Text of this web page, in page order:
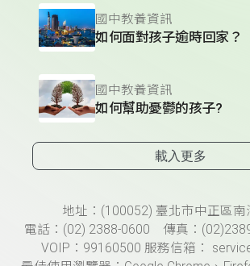
國中教養資訊
如何面對孩子逾時回家？
國中教養資訊
如何幫助憂鬱的孩子?
載入更多
頁尾資訊地址：(100052) 臺北市中正區南
電話：(02) 2388-0600 傳真：
VOIP：99160500 服務信箱：